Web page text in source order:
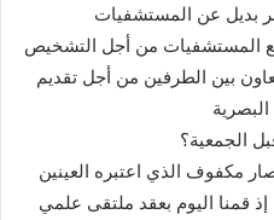
بديل عن المستشفيات
المستشفيات من أجل التشخيص
بين الطرفين من أجل تقديم
الجمعية؟
مكفوف الذي اعتبره العينين
قمنا اليوم بعقد ملتقى علمي